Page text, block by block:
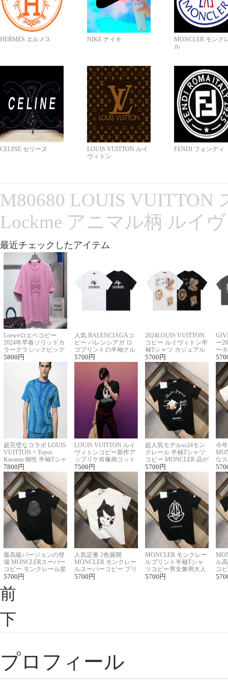
HERMES エルメス NIKE ナイキ
MONCLER モンク
ル
CELINE セリーヌ
LOUIS VUITTON ルイ
ヴィトン
FENDI フェンディ
M80680 LOUIS VUITTON
Lockme アニマル柄 ルイ
最近チェックしたアイテム
Loeweロエベコピー
2024年早春ソリッドカ
ラークラシックビッグ
ロゴ刺繍Tシャツ
5800 円
人気 BALENCIAGAコ
ピー バレンシアガ ロ
ゴプリントの半袖クル
ーネックTシャツ
5700 円
2024LOUIS VUITTON
コピー ルイヴィトン半
袖Tシャツ カジュアル
に馴染む 2色展開
5700 円
ー
ー
ー
超完璧なコラボ LOUIS
VUITTON × Yayoi
Kusama 個性 半袖Tシャ
ツコピー男女兼用
7800 円
LOUIS VUITTON ルイ
ヴィトンコピー新作ア
ップリケ肖像画コット
ンニット半袖Tシャツ
7500 円
超人気モデルss24モン
クレール 半袖Tシャツ
コピー MONCLER 品が
良く見た目
5700 円
今
な
ル
最高級バージョンの登
場 MONCLERスーパー
コピー モンクレール星
座半袖Tシャツ
5700 円
人気定番 2色展開
MONCLER モンクレー
ルスーパーコピー プリ
ント半袖Tシャツ
5700 円
MONCLER モンクレー
ルプリント半袖Tシャ
ツコピー男女兼用大人
可愛い春夏コーデ
5700 円
ル
コ
ィ
前
下
プロフィール